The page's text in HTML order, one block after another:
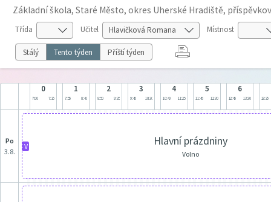
Základní škola, Staré Město, okres Uherské Hradiště,
Třída Učitel Místnost
Stálý Tento týden Příští týden
0
7:00 7:35
1
7:55 8:40
2
8:50 9:35
3
9:45 10:30
4
10:40 11:25
5
11:45 12:30
6
12:45 13:30 13:35
po
3.8.
V Hlavní prázdniny
Volno